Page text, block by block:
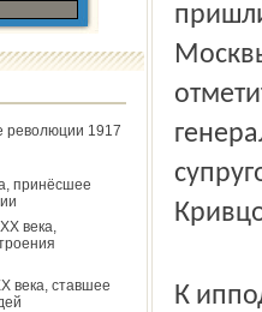
революции 1917
принёсшее
века,
века, ставшее
К